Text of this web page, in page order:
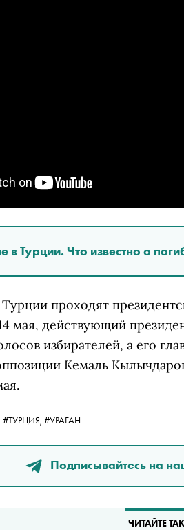
в Турции. Что известно о
проходят
мая, действующий
избирателей, а его
Кемаль
#ТУРЦИЯ, #УРАГАН
Подписывайтесь на
ЧИТАЙТЕ